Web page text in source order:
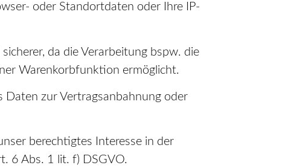
oder Standortdaten oder Ihre IP-
da die Verarbeitung bspw. die
Warenkorbfunktion ermöglicht.
Daten zur Vertragsanbahnung oder
berechtigtes Interesse in der
6 Abs. 1 lit. f) DSGVO.